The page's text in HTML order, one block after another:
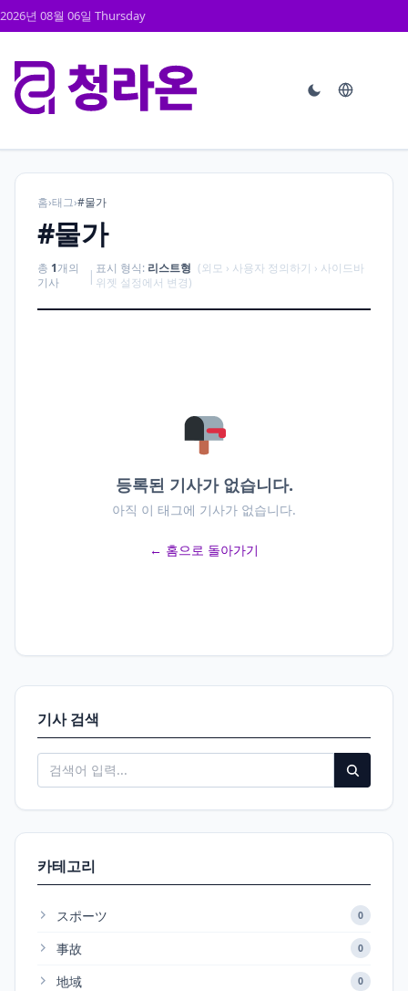
2026년 08월 06일 Thursday
홈›태그›#물가
#물가
총 1개의
기사
| 표시 형식: 리스트형 (외모 › 사용자 정의하기 › 사이드바
위젯 설정에서 변경)
등록된 기사가 없습니다.
아직 이 태그에 기사가 없습니다.
← 홈으로 돌아가기
기사 검색
카테고리
スポーツ 0
事故 0
地域 0